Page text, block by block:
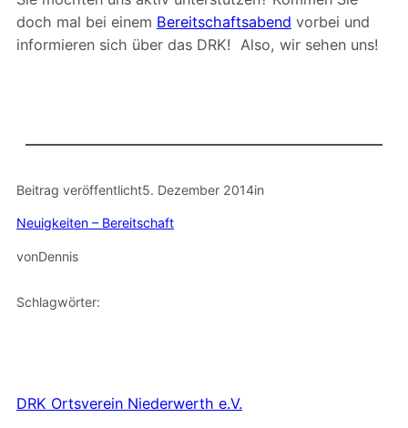
doch mal bei einem Bereitschaftsabend vorbei und
informieren sich über das DRK! Also, wir sehen uns!
Beitrag veröffentlicht5. Dezember 2014in
Neuigkeiten – Bereitschaft
vonDennis
Schlagwörter:
DRK Ortsverein Niederwerth e.V.